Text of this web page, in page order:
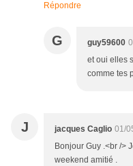
Répondre
G guy59600
et oui elles
comme tes
J jacques Caglio 01/
Bonjour Guy .<br />
weekend amitié .